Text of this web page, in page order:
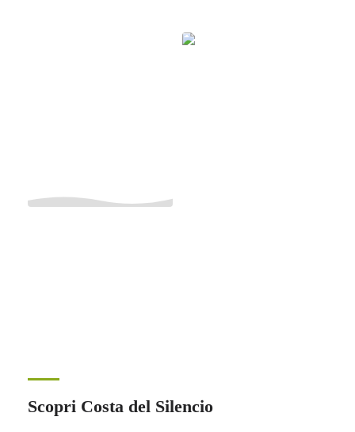
Scopri Costa del Silencio